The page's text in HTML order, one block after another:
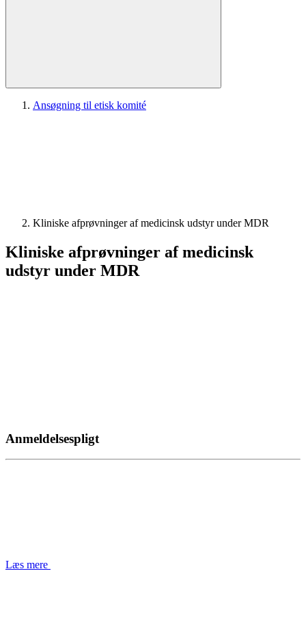
Ansøgning til etisk komité
Kliniske afprøvninger af medicinsk udstyr under MDR
Kliniske afprøvninger af medicinsk
udstyr under MDR
Anmeldelsespligt
Læs mere